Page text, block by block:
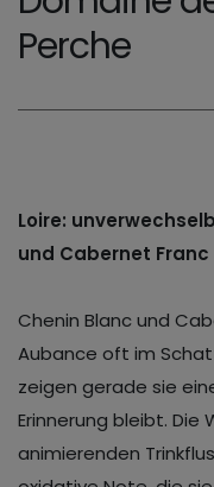
Perche
Loire:
und Cabernet Franc
Chenin Blanc und
Aubance oft im
zeigen gerade sie
Erinnerung bleibt. Die
animierenden